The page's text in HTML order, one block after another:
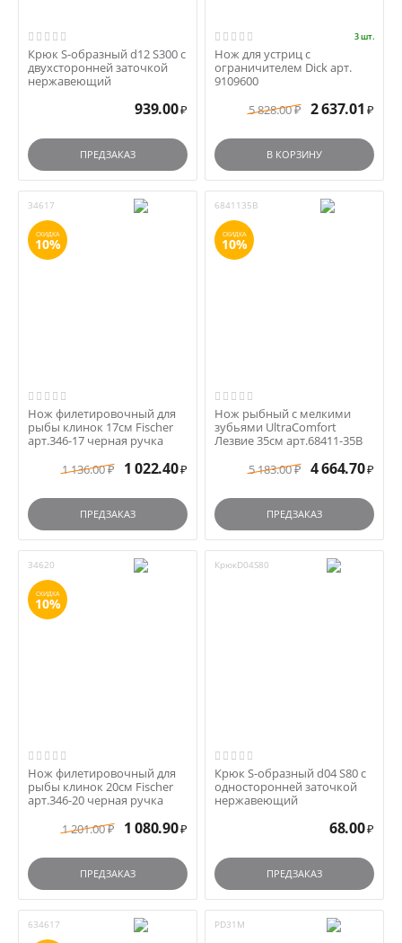
Крюк S-образный d12 S300 с
двухсторонней заточкой
нержавеющий
939.00 ₽
ПРЕДЗАКАЗ
3 шт.
Нож для устриц с
ограничителем Dick арт.
9109600
5 828.00 ₽ 2 637.01 ₽
В КОРЗИНУ
34617
СКИДКА
10%
Нож филетировочный для
рыбы клинок 17см Fischer
арт.346-17 черная ручка
1 136.00 ₽ 1 022.40 ₽
ПРЕДЗАКАЗ
6841135B
СКИДКА
10%
Нож рыбный с мелкими
зубьями UltraComfort
Лезвие 35см арт.68411-35B
5 183.00 ₽ 4 664.70 ₽
ПРЕДЗАКАЗ
34620
СКИДКА
10%
Нож филетировочный для
рыбы клинок 20см Fischer
арт.346-20 черная ручка
1 201.00 ₽ 1 080.90 ₽
ПРЕДЗАКАЗ
КрюкD04S80
Крюк S-образный d04 S80 с
односторонней заточкой
нержавеющий
68.00 ₽
ПРЕДЗАКАЗ
634617 PD31M